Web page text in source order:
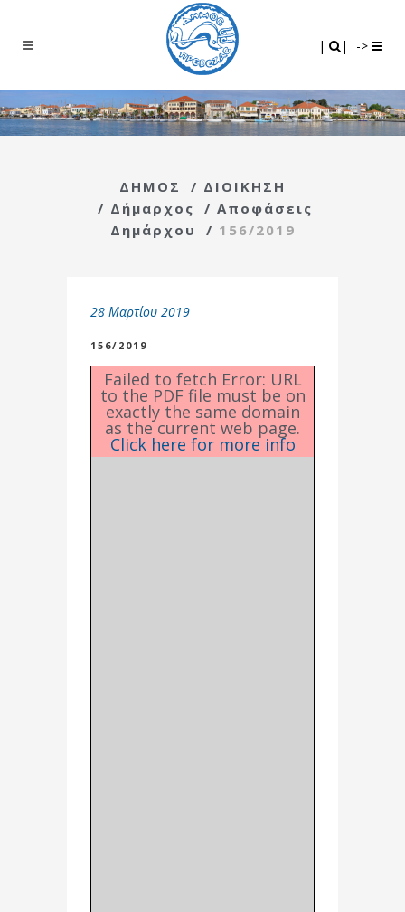
| | ->
ΔΗΜΟΣ / ΔΙΟΙΚΗΣΗ
/ Δήμαρχος / Αποφάσεις
Δημάρχου
/ 156/2019
28 Μαρτίου 2019
156/2019
Failed to fetch Error: URL
to the PDF file must be on
exactly the same domain
as the current web page.
Click here for more info